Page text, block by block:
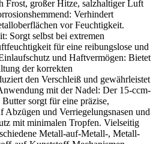
Frost, großer Hitze, salzhaltiger Luft
Verhindert
vor Feuchtigkeit.
Sorgt selbst bei extremen
für eine reibungslose und
und Haftvermögen: Bietet
der korrekten
den Verschleiß und gewährleistet
mit der Nadel: Der 15-ccm-
sorgt für eine präzise,
und Verriegelungsnasen und
mit minimalen Tropfen. Vielseitig
Metall-auf-Metall-, Metall-